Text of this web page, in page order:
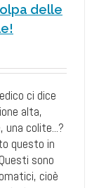
delle
ci dice
alta,
una colite...?
questo in
sono
cioè